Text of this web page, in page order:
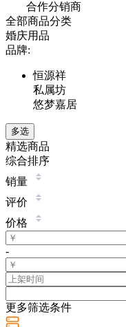
合作分销商
全部商品分类
婚庆用品
品牌:
恒源祥
私属坊
悠梦嘉居
多选
精选商品
综合排序
销量
评价
价格
-
更多筛选条件